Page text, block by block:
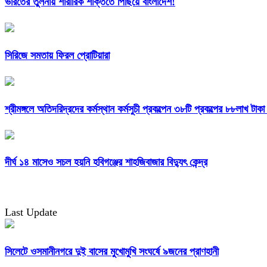
সিরিজে সমতায় ফিরল প্রোটিয়ারা
শ্রীমঙ্গলে অতিদরিদ্রদের কর্মস্থান কর্মসুচী প্রকল্পেন ৩৮টি প্রকল্পের ৮৮লাখ
দীর্ঘ ১৪ মাসেও সচল হয়নি হবিগঞ্জের শাহজিবাজার বিদ্যুৎ কেন্দ্র
Last Update
সিলেটে ওসমানীনগরে দুই বাসের মুখোমুখি সংঘর্ষে ৯জনের প্রাণহানী